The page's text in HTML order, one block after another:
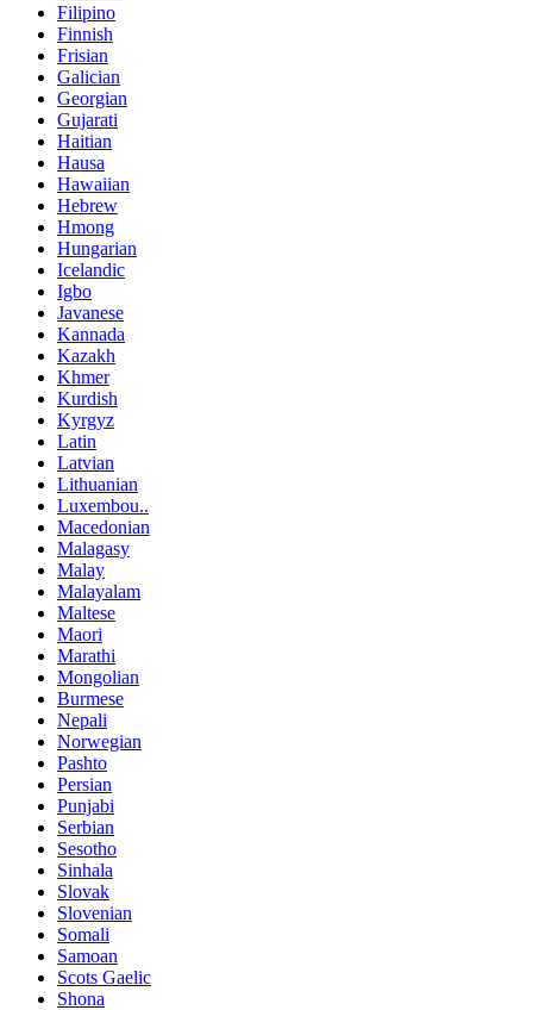
Filipino
Finnish
Frisian
Galician
Georgian
Gujarati
Haitian
Hausa
Hawaiian
Hebrew
Hmong
Hungarian
Icelandic
Igbo
Javanese
Kannada
Kazakh
Khmer
Kurdish
Kyrgyz
Latin
Latvian
Lithuanian
Luxembou..
Macedonian
Malagasy
Malay
Malayalam
Maltese
Maori
Marathi
Mongolian
Burmese
Nepali
Norwegian
Pashto
Persian
Punjabi
Serbian
Sesotho
Sinhala
Slovak
Slovenian
Somali
Samoan
Scots Gaelic
Shona